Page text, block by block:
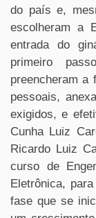
do país e,
escolheram a
entrada do
primeiro
preencheram a
pessoais,
exigidos, e
Cunha Luiz
Ricardo Luiz
curso de
Eletrônica,
fase que se